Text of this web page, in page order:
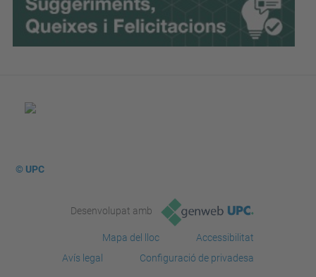
© UPC
Desenvolupat amb
Mapa del lloc
Accessibilitat
Avís legal
Configuració de privadesa